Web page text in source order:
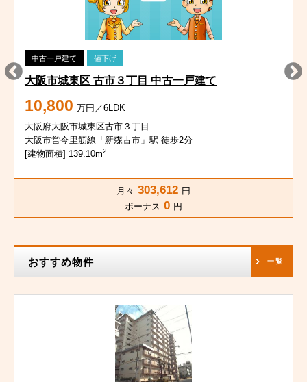
中古一戸建て 値下げ
大阪市城東区 古市３丁目 中古一戸建て
10,800 万円／6LDK
大阪府大阪市城東区古市３丁目
大阪市営今里筋線「新森古市」駅 徒歩2分
[建物面積] 139.10m2
月々 303,612 円
ボーナス 0 円
おすすめ物件 一覧